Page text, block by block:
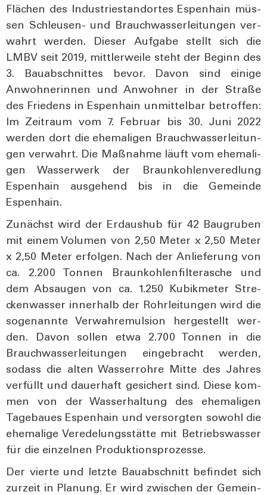
Flä­chen des Indus­trie­stand­or­tes Espen­hain müs­
sen Schleu­sen- und Brauch­was­ser­lei­tun­gen ver­
wahrt wer­den. Die­ser Auf­ga­be stellt sich die
LMBV seit 2019, mitt­ler­wei­le steht der Beginn des
3. Bau­ab­schnit­tes bevor. Davon sind eini­ge
Anwoh­ne­rin­nen und Anwoh­ner in der Stra­ße
des Frie­dens in Espen­hain unmit­tel­bar betrof­fen:
Im Zeit­raum vom 7. Febru­ar bis 30. Juni 2022
wer­den dort die ehe­ma­li­gen Brauch­was­ser­lei­tun­
gen ver­wahrt. Die Maß­nah­me läuft vom ehe­ma­li­
gen Was­ser­werk der Braun­koh­len­ver­ed­lung
Espen­hain aus­ge­hend bis in die Gemein­de
Espen­hain.
Zunächst wird der Erd­aus­hub für 42 Bau­gru­ben
mit einem Volu­men von 2,50 Meter x 2,50 Meter
x 2,50 Meter erfol­gen. Nach der Anlie­fe­rung von
ca. 2.200 Ton­nen Braun­koh­len­fil­ter­asche und
dem Absau­gen von ca. 1.250 Kubik­me­ter Stre­
cken­was­ser inner­halb der Rohr­lei­tun­gen wird die
soge­nann­te Ver­wah­r­emul­si­on her­ge­stellt wer­
den. Davon sol­len etwa 2.700 Ton­nen in die
Brauch­was­ser­lei­tun­gen ein­ge­bracht wer­den,
sodass die alten Was­ser­roh­re Mit­te des Jah­res
ver­füllt und dau­er­haft gesi­chert sind. Die­se kom­
men von der Was­ser­hal­tung des ehe­ma­li­gen
Tage­bau­es Espen­hain und ver­sorg­ten sowohl die
ehe­ma­li­ge Ver­ede­lungs­stät­te mit Betriebs­was­ser
für die ein­zel­nen Pro­duk­ti­ons­pro­zes­se.
Der vier­te und letz­te Bau­ab­schnitt befin­det sich
zur­zeit in Pla­nung. Er wird zwi­schen der Gemein­